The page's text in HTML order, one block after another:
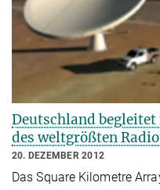
Deutschland
des weltgrößten
20. DEZEMBER 2012
Das Square Kilometre